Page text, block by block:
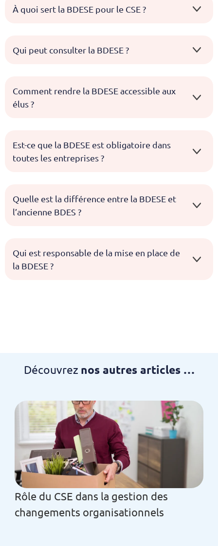
À quoi sert la BDESE pour le CSE ?
Qui peut consulter la BDESE ?
Comment rendre la BDESE accessible aux
élus ?
Est-ce que la BDESE est obligatoire dans
toutes les entreprises ?
Quelle est la différence entre la BDESE et
l’ancienne BDES ?
Qui est responsable de la mise en place de
la BDESE ?
Découvrez nos autres articles …
Rôle du CSE dans la gestion des
changements organisationnels